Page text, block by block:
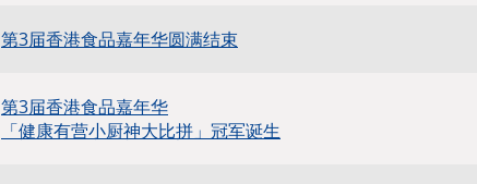
第3届香港食品嘉年华圆满结束
第3届香港食品嘉年华
「健康有营小厨神大比拼」冠军诞生